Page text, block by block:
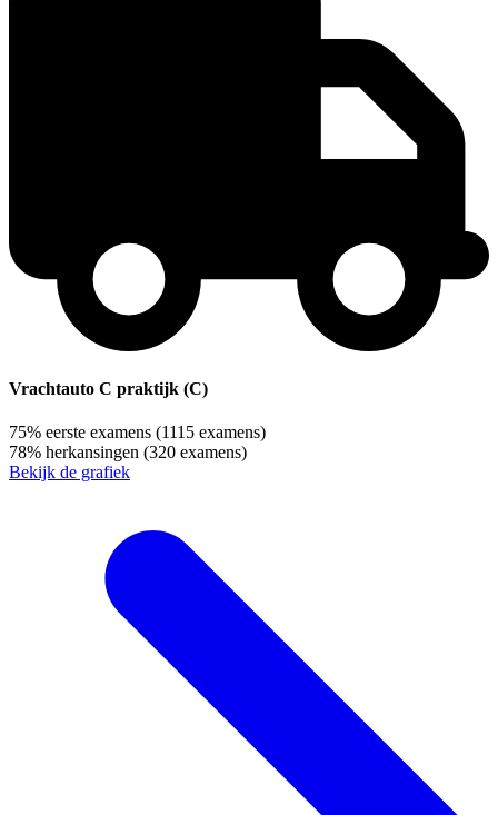
Vrachtauto C praktijk (C)
75% eerste examens (1115 examens)
78% herkansingen (320 examens)
Bekijk de grafiek